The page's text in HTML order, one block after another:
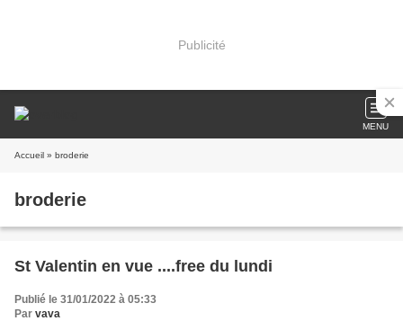
Publicité
MENU
Accueil » broderie
broderie
St Valentin en vue ....free du lundi
Publié le 31/01/2022 à 05:33
Par vava